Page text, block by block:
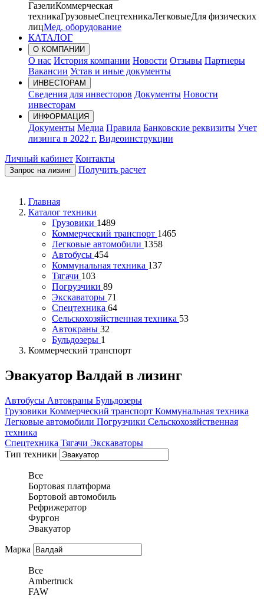
ГазелиКоммерческая
техникаГрузовыеСпецтехникаЛегковыеДля физических
лицМед. оборудование
КАТАЛОГ
О КОМПАНИИ
О нас История компании Новости Отзывы Партнеры
Вакансии Устав и иные документы
ИНВЕСТОРАМ
Сведения для инвесторов Документы Новости
инвесторам
ИНФОРМАЦИЯ
Документы Медиа Правила Банковские реквизиты Учет
лизинга в 2022 г. Видеоинструкции
Личный кабинет Контакты
Запрос на лизинг Получить расчет
Главная
Каталог техники
Грузовики 1489
Коммерческий транспорт 1465
Легковые автомобили 1358
Автобусы 454
Коммунальная техника 137
Тягачи 103
Погрузчики 89
Экскаваторы 71
Спецтехника 64
Сельскохозяйственная техника 53
Автокраны 32
Бульдозеры 1
Коммерческий транспорт
Эвакуатор Валдай в лизинг
Автобусы Автокраны Бульдозеры
Грузовики Коммерческий транспорт Коммунальная техника
Легковые автомобили Погрузчики Сельскохозяйственная
техника
Спецтехника Тягачи Экскаваторы
Тип техники
Все
Бортовая платформа
Бортовой автомобиль
Рефрижератор
Фургон
Эвакуатор
Марка
Все
Ambertruck
FAW